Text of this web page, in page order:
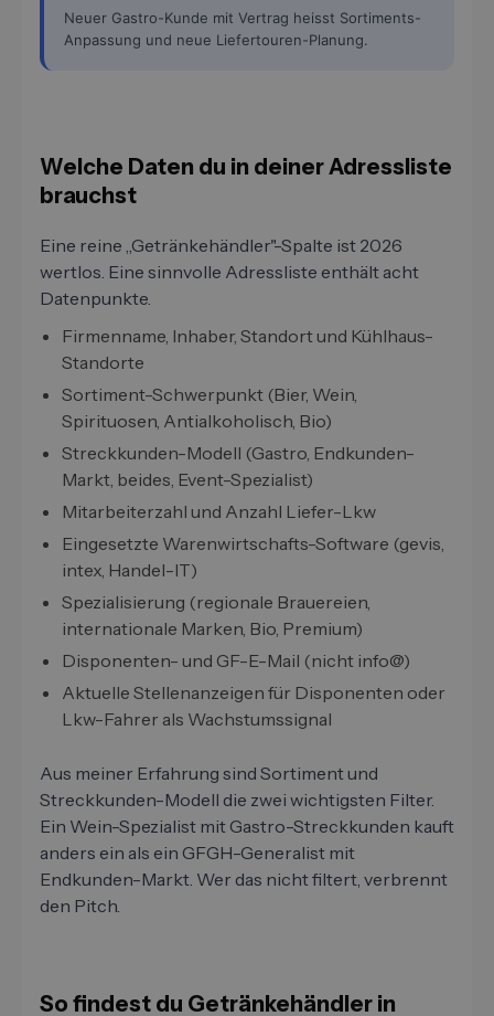
Neuer Gastro-Kunde mit Vertrag heisst Sortiments-
Anpassung und neue Liefertouren-Planung.
Welche Daten du in deiner Adressliste
brauchst
Eine reine „Getränkehändler"-Spalte ist 2026
wertlos. Eine sinnvolle Adressliste enthält acht
Datenpunkte.
Firmenname, Inhaber, Standort und Kühlhaus-
Standorte
Sortiment-Schwerpunkt (Bier, Wein,
Spirituosen, Antialkoholisch, Bio)
Streckkunden-Modell (Gastro, Endkunden-
Markt, beides, Event-Spezialist)
Mitarbeiterzahl und Anzahl Liefer-Lkw
Eingesetzte Warenwirtschafts-Software (gevis,
intex, Handel-IT)
Spezialisierung (regionale Brauereien,
internationale Marken, Bio, Premium)
Disponenten- und GF-E-Mail (nicht info@)
Aktuelle Stellenanzeigen für Disponenten oder
Lkw-Fahrer als Wachstumssignal
Aus meiner Erfahrung sind Sortiment und
Streckkunden-Modell die zwei wichtigsten Filter.
Ein Wein-Spezialist mit Gastro-Streckkunden kauft
anders ein als ein GFGH-Generalist mit
Endkunden-Markt. Wer das nicht filtert, verbrennt
den Pitch.
So findest du Getränkehändler in